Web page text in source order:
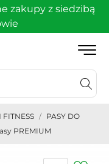
zakupy z siedzibą
PASY DO
PREMIUM